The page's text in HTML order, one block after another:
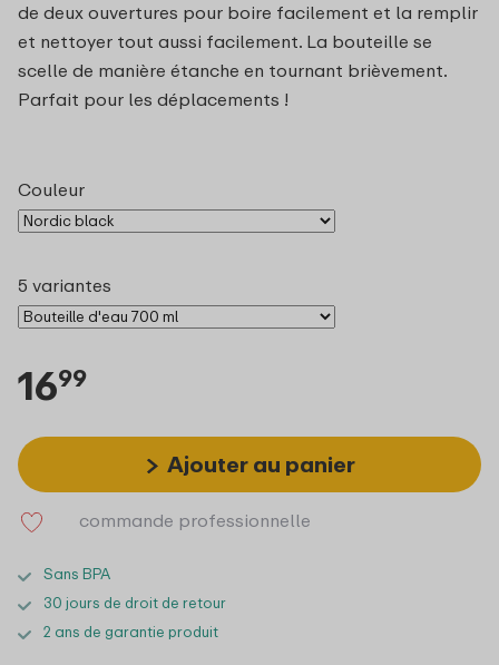
de deux ouvertures pour boire facilement et la remplir
et nettoyer tout aussi facilement. La bouteille se
scelle de manière étanche en tournant brièvement.
Parfait pour les déplacements !
Couleur
5 variantes
1699
Ajouter au panier
commande professionnelle
Sans BPA
30 jours de droit de retour
2 ans de garantie produit